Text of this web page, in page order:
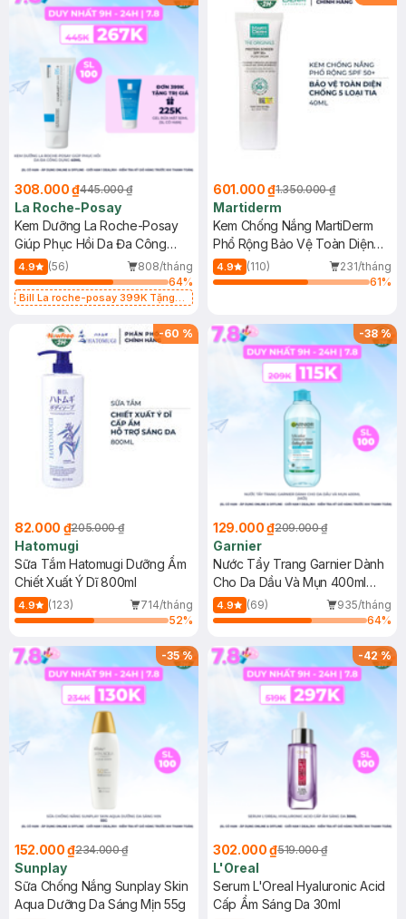
308.000 ₫445.000 ₫
La Roche-Posay
Kem Dưỡng La Roche-Posay
Giúp Phục Hồi Da Đa Công
Dụng 40ml
4.9 (56)
808/tháng
64%
Bill La roche-posay 399K Tặng
(SL có hạn)
601.000 ₫1.350.000 ₫
Martiderm
Kem Chống Nắng MartiDerm
Phổ Rộng Bảo Vệ Toàn Diện
40ml
4.9 (110)
231/tháng
61%
-60 %
82.000 ₫205.000 ₫
Hatomugi
Sữa Tắm Hatomugi Dưỡng Ẩm
Chiết Xuất Ý Dĩ 800ml
4.9 (123)
714/tháng
52%
-38%
129.000 ₫209.000 ₫
Garnier
Nước Tẩy Trang Garnier Dành
Cho Da Dầu Và Mụn 400ml
(Mới)
4.9 (69)
935/tháng
64%
-35%
152.000 ₫234.000 ₫
Sunplay
Sữa Chống Nắng Sunplay Skin
Aqua Dưỡng Da Sáng Mịn 55g
-42%
302.000 ₫519.000 ₫
L'Oreal
Serum L'Oreal Hyaluronic Acid
Cấp Ẩm Sáng Da 30ml